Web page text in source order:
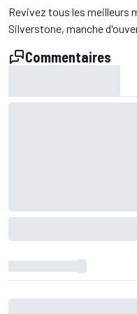
Revivez tous les meilleurs
Silverstone, manche
Commentaires